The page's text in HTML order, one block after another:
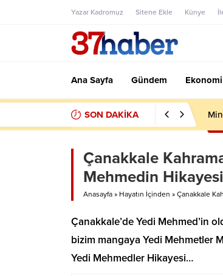
Yazar Kadromuz Sitene Ekle Künye
Ana Sayfa Gündem Ekonomi
SON DAKİKA
Çanakkale
Mehmedin
Anasayfa » Hayatın İçinden » Çanakkale
Çanakkale’de Yedi Mehmed’in
bizim mangaya Yedi Mehmetler
Yedi Mehmedler Hikayesi…